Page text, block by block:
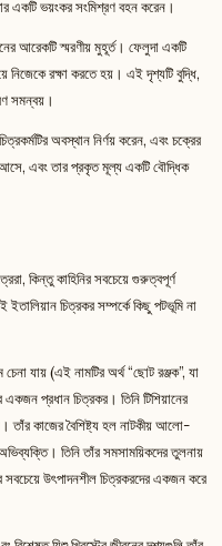
একটি ভয়ংকর সংমিশ্রণ বহন করেন।
আরেকটি স্মরণীয় মুহূর্ত। ফেলুদা একটি
নিজেকে রক্ষা করতে হয়। এই দৃশ্যটি বুদ্ধি,
সমন্বয়।
অবস্থান নির্ণয় করেন, এবং চক্রের
আসে, এবং তার প্রকৃত মূল্য একটি বৌদ্ধিক
কিন্তু কাহিনির সবচেয়ে গুরুত্বপূর্ণ
চিত্রকর সম্পর্কে কিছু পটভূমি না
যায় (এই নামটির অর্থ “ছোট রঞ্জক”, যা
একজন প্রধান চিত্রকর। তিনি টিশিয়ানের
তাঁর কাজের বৈশিষ্ট্য হল নাটকীয় আলো-
তিনি তাঁর সমসাময়িকদের তুলনায়
সবচেয়ে উৎপাদনশীল চিত্রকরদের একজন করে